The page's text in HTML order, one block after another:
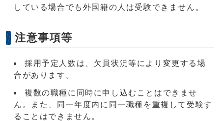
している場合でも外国籍の人は受験できません。
注意事項等
採用予定人数は、欠員状況等により変更する場
合があります。
複数の職種に同時に申し込むことはできませ
ん。また、同一年度内に同一職種を重複して受験す
ることはできません。